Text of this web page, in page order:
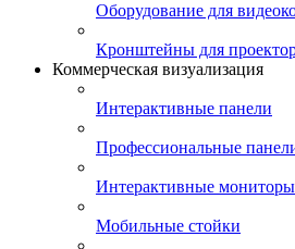
Оборудование для
Кронштейны для
Коммерческая визуализация
Интерактивные панели
Профессиональные
Интерактивные мониторы
Мобильные стойки